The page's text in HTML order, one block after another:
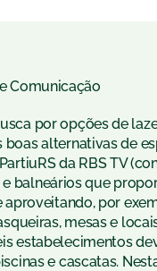
Comunicação
por opções de
alternativas de
da RBS TV
balneários que
aproveitando, por
mesas e
estabelecimentos
e cascatas.